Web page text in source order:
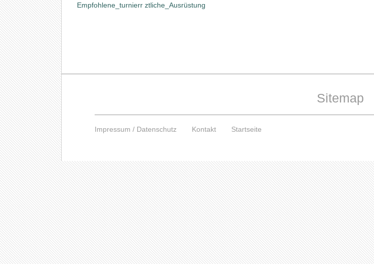
Empfohlene_turnierr ztliche_Ausrüstung
Sitemap
Impressum / Datenschutz Kontakt Startseite